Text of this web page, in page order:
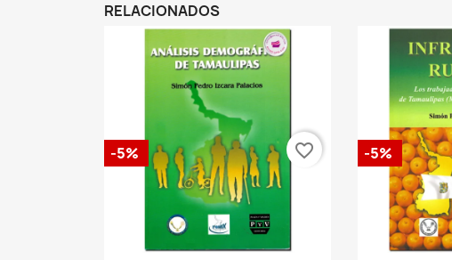
RELACIONADOS
-5% favorite_border -5%